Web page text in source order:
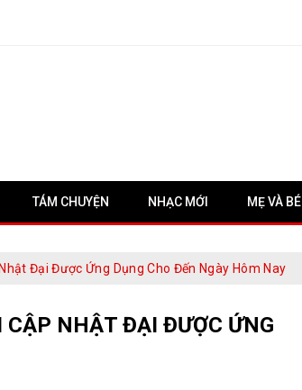
TÁM CHUYỆN NHẠC MỚI MẸ VÀ BÉ
Đại Được Ứng Dụng Cho Đến Ngày Hôm Nay
NHẬT ĐẠI ĐƯỢC ỨNG